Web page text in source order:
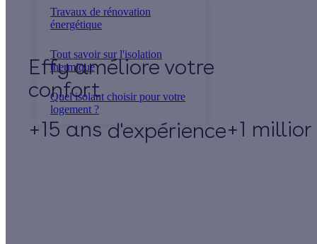
Travaux de rénovation
énergétique
Tout savoir sur l'isolation
thermique
Quel isolant choisir pour votre
logement ?
Effy
+15 ans d'expérience+1